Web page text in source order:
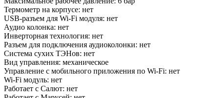
Термометр на корпусе: нет
USB-разъем для Wi-Fi модуля: нет
Аудио колонка: нет
Инверторная технология: нет
Разъем для подключения аудиоколонки: нет
Система сухих ТЭНов: нет
Вид управления: механическое
Управление c мобильного приложения по Wi-Fi: нет
Wi-Fi модуль: нет
Работает с Салют: нет